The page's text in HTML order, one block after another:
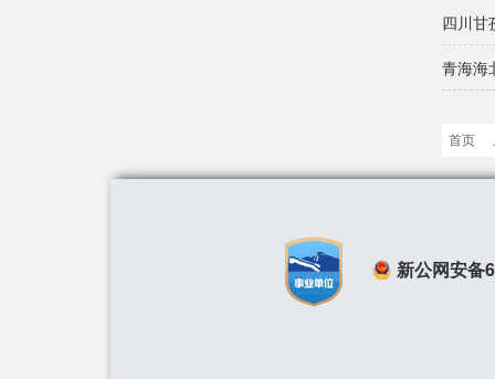
四川甘
青海海
首页
新公网安备